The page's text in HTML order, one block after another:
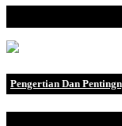
Pengertian Dan